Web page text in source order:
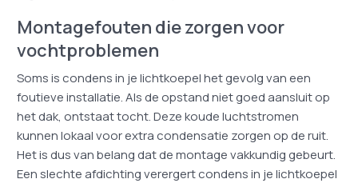
Montagefouten die zorgen voor
vochtproblemen
Soms is condens in je lichtkoepel het gevolg van een
foutieve installatie. Als de opstand niet goed aansluit op
het dak, ontstaat tocht. Deze koude luchtstromen
kunnen lokaal voor extra condensatie zorgen op de ruit.
Het is dus van belang dat de montage vakkundig gebeurt.
Een slechte afdichting verergert condens in je lichtkoepel